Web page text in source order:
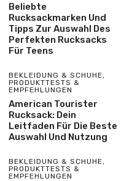
Beliebte
Rucksackmarken Und
Tipps Zur Auswahl Des
Perfekten Rucksacks
Für Teens
BEKLEIDUNG & SCHUHE,
PRODUKTTESTS &
EMPFEHLUNGEN
American Tourister
Rucksack: Dein
Leitfaden Für Die Beste
Auswahl Und Nutzung
BEKLEIDUNG & SCHUHE,
PRODUKTTESTS &
EMPFEHLUNGEN